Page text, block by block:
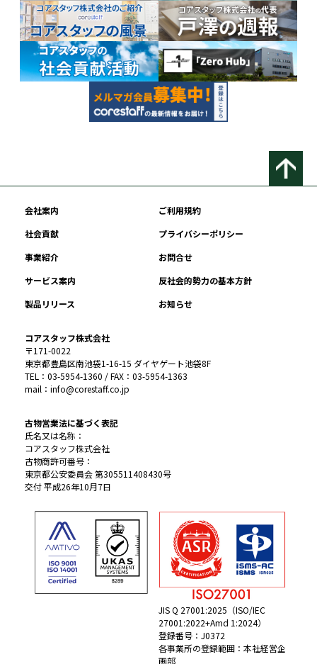
会社案内
ご利用規約
社会貢献
プライバシーポリシー
事業紹介
お問合せ
サービス案内
反社会的勢力の基本方針
製品リリース
お知らせ
コアスタッフ株式会社
〒171-0022
東京都豊島区南池袋1-16-15 ダイヤゲート池袋8F
TEL：03-5954-1360 / FAX：03-5954-1363
mail：info@corestaff.co.jp
古物営業法に基づく表記
氏名又は名称：
コアスタッフ株式会社
古物商許可番号：
東京都公安委員会 第305511408430号
交付 平成26年10月7日
JIS Q 27001:2025（ISO/IEC
27001:2022+Amd 1:2024）
登録番号：J0372
各事業所の登録範囲：本社経営企
画部